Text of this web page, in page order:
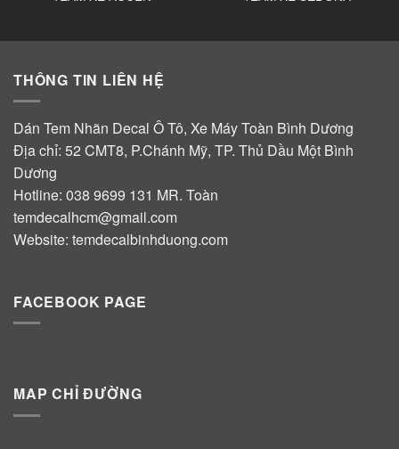
THÔNG TIN LIÊN HỆ
Dán Tem Nhãn Decal Ô Tô, Xe Máy Toàn Bình Dương
Địa chỉ: 52 CMT8, P.Chánh Mỹ, TP. Thủ Dầu Một Bình
Dương
Hotline: 038 9699 131 MR. Toàn
temdecalhcm@gmail.com
Website: temdecalbinhduong.com
FACEBOOK PAGE
MAP CHỈ ĐƯỜNG